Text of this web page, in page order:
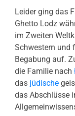
Leider ging das
Ghetto Lodz
im Zweiten
Schwestern und
Begabung auf.
die Familie nach
das jüdische
das Abschlüsse